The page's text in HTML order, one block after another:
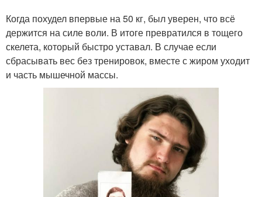
Когда похудел впервые на 50 кг, был уверен, что всё
держится на силе воли. В итоге превратился в тощего
скелета, который быстро уставал. В случае если
сбрасывать вес без тренировок, вместе с жиром уходит
и часть мышечной массы.